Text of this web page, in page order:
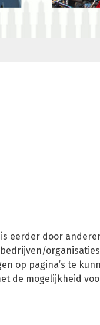
eerder door
organisaties
op pagina’s te
de mogelijkheid